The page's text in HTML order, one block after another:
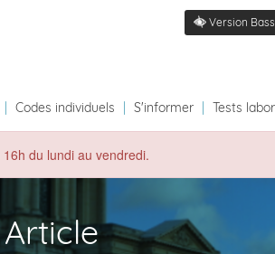
Version
Codes individuels S'informer Tests
du lundi au vendredi.
Article